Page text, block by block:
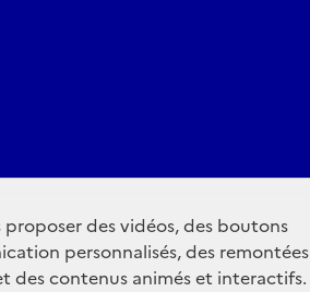
des vidéos, des boutons
personnalisés, des remontées
des contenus animés et interactifs.